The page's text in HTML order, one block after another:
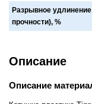
Разрывное
прочности), %
Описание
Описание